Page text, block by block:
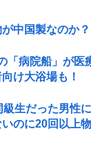
中国製なのか
「病院船」が医
け大浴場も！
生だった男性
のに20回以上